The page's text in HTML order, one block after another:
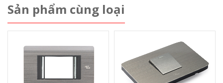
Sản phẩm cùng loại